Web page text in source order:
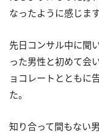
なったように感じます
先日コンサル中に聞
った男性と初めて会
ョコレートとともに
た。
知り合って間もない